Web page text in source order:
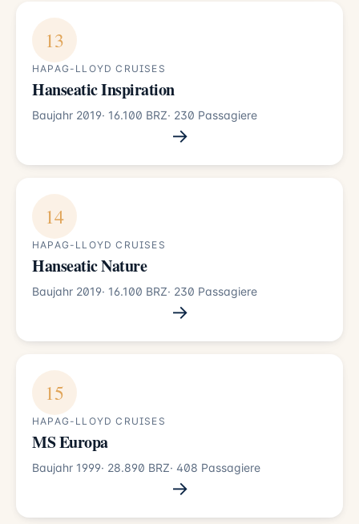
13
HAPAG-LLOYD CRUISES
Hanseatic Inspiration
Baujahr 2019· 16.100 BRZ· 230 Passagiere
→
14
HAPAG-LLOYD CRUISES
Hanseatic Nature
Baujahr 2019· 16.100 BRZ· 230 Passagiere
→
15
HAPAG-LLOYD CRUISES
MS Europa
Baujahr 1999· 28.890 BRZ· 408 Passagiere
→